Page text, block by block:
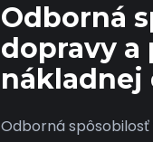
Odborná
dopravy a
nákladnej
Odborná